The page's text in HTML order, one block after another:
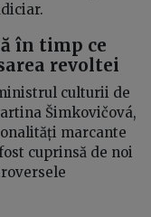
în timp ce
revoltei
culturii de
Šimkovičová,
marcante
cuprinsă de noi